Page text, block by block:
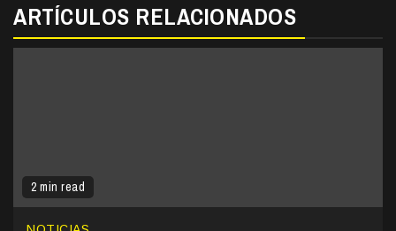
ARTÍCULOS RELACIONADOS
2 min read